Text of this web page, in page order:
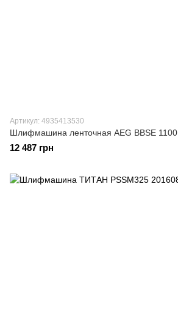
Артикул: 4935413530
Шлифмашина ленточная AEG BBSE 1100
12 487 грн